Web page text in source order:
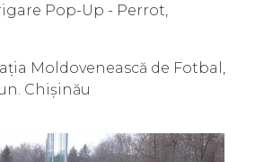
Pop-Up - Perrot,
Moldovenească de Fotbal,
Chișinău